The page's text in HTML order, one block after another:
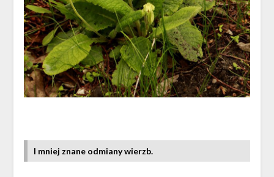
I mniej znane odmiany wierzb.